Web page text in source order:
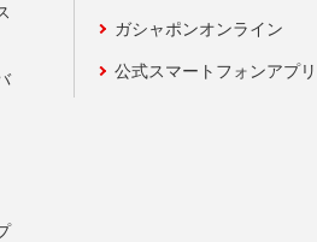
ガシャポンオンライン
公式スマートフォンアプリ